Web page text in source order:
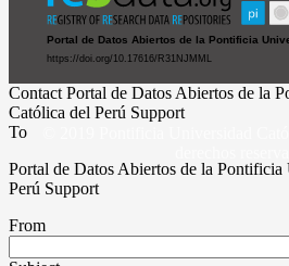
Contact Portal de Datos Abiertos de la
Católica del Perú Support
To
Portal de Datos Abiertos de la
Perú Support
From